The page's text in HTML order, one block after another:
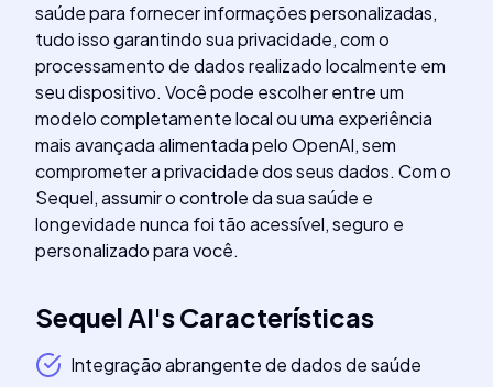
saúde para fornecer informações personalizadas,
tudo isso garantindo sua privacidade, com o
processamento de dados realizado localmente em
seu dispositivo. Você pode escolher entre um
modelo completamente local ou uma experiência
mais avançada alimentada pelo OpenAI, sem
comprometer a privacidade dos seus dados. Com o
Sequel, assumir o controle da sua saúde e
longevidade nunca foi tão acessível, seguro e
personalizado para você.
Sequel AI'sCaracterísticas
Integração abrangente de dados de saúde